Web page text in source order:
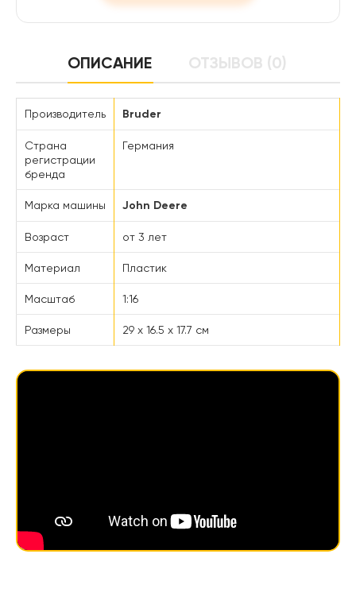
ОПИСАНИЕ ОТЗЫВОВ (0)
Производитель Bruder
Страна
регистрации
бренда
Германия
Марка машины John Deere
Возраст от 3 лет
Материал Пластик
Масштаб 1:16
Размеры 29 х 16.5 х 17.7 см